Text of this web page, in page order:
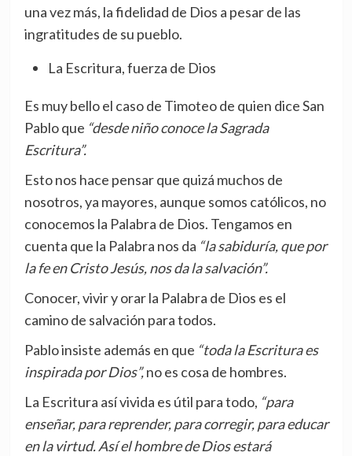
una vez más, la fidelidad de Dios a pesar de las
ingratitudes de su pueblo.
La Escritura, fuerza de Dios
Es muy bello el caso de Timoteo de quien dice San
Pablo que “desde niño conoce la Sagrada
Escritura”.
Esto nos hace pensar que quizá muchos de
nosotros, ya mayores, aunque somos católicos, no
conocemos la Palabra de Dios. Tengamos en
cuenta que la Palabra nos da “la sabiduría, que por
la fe en Cristo Jesús, nos da la salvación”.
Conocer, vivir y orar la Palabra de Dios es el
camino de salvación para todos.
Pablo insiste además en que “toda la Escritura es
inspirada por Dios”,no es cosa de hombres.
La Escritura así vivida es útil para todo, “para
enseñar, para reprender, para corregir, para educar
en la virtud. Así el hombre de Dios estará